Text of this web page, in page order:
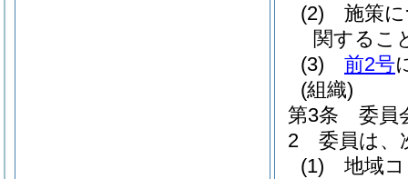
(2)
施策
関するこ
(3)
前2号
(組織)
第3条
委員
2
委員は、
(1)
地域